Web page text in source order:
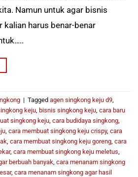
Namun untuk agar bisnis
kalian harus benar-benar
| Tagged agen singkong keju d9,
keju, bisnis singkong keju, cara baru
singkong keju, cara budidaya singkong,
, cara membuat singkong keju crispy, cara
, cara membuat singkong keju goreng, cara
, cara membuat singkong keju meletus,
berbuah banyak, cara menanam singkong
, cara menanam singkong agar hasil